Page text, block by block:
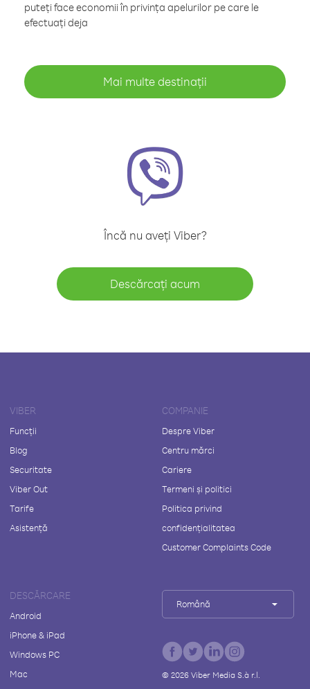
puteți face economii în privința apelurilor pe care le
efectuați deja
Mai multe destinații
Încă nu aveți Viber?
Descărcați acum
VIBER
Funcții
Blog
Securitate
Viber Out
Tarife
Asistență
COMPANIE
Despre Viber
Centru mărci
Cariere
Termeni și politici
Politica privind
confidențialitatea
Customer Complaints Code
DESCĂRCARE
Android
iPhone & iPad
Windows PC
Mac
Română
© 2026Viber Media S.à r.l.